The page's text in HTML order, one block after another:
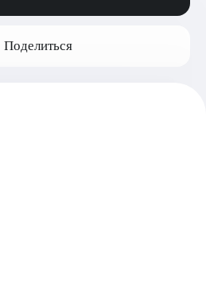
Поделиться